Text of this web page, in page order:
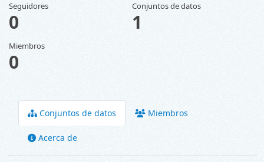
Conjuntos de datos Miembros
Acerca de
Seguidores
0
Conjuntos de datos
1
Miembros
0